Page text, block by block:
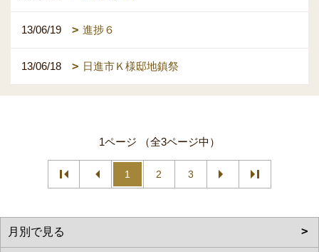
13/06/19 進捗６
13/06/18 日進市Ｋ様邸地鎮祭
1ページ （全3ページ中）
1 2 3